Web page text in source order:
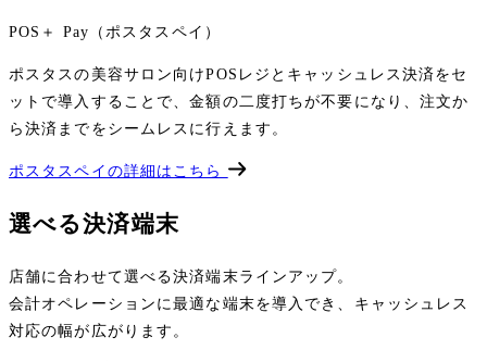
POS＋ Pay（ポスタスペイ）
ポスタスの美容サロン向けPOSレジとキャッシュレス決済をセ
ットで導入することで、金額の二度打ちが不要になり、注文か
ら決済までをシームレスに行えます。
ポスタスペイの詳細はこちら
選べる決済端末
店舗に合わせて選べる決済端末ラインアップ。
会計オペレーションに最適な端末を導入でき、キャッシュレス
対応の幅が広がります。